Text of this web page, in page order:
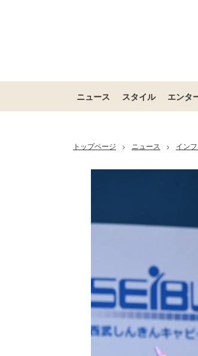
ニュース スタイル エンタ
トップページ > ニュース > イン